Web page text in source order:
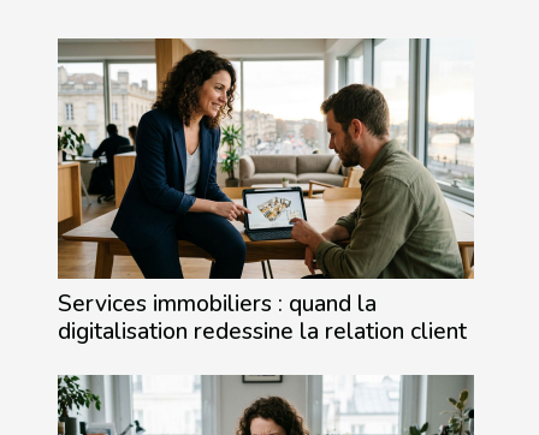
Services immobiliers : quand la
digitalisation redessine la relation client